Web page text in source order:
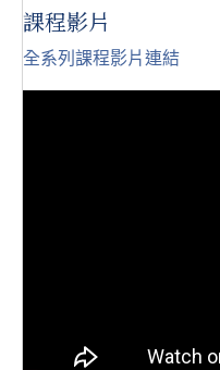
課程影片
全系列課程影片連結